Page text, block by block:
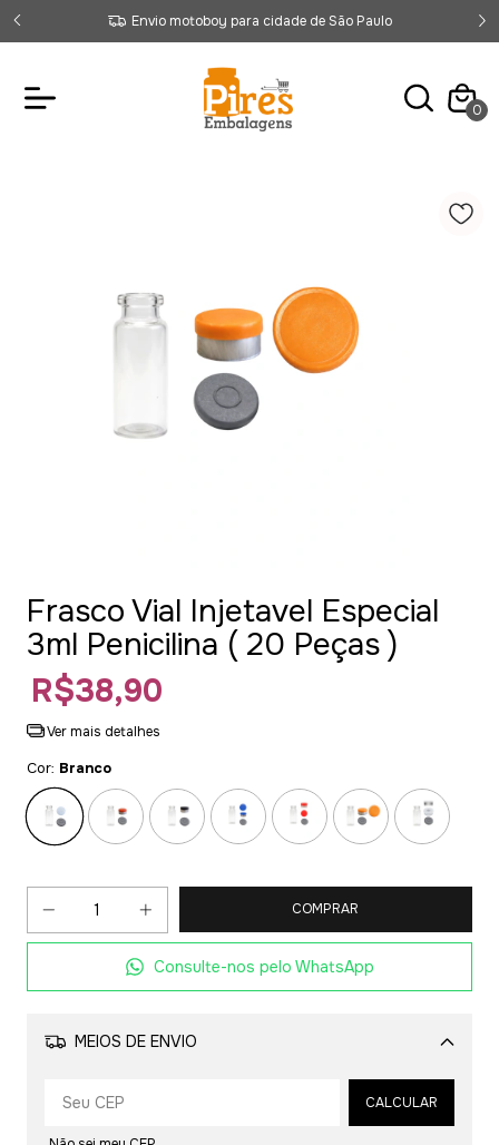
Envio motoboy para cidade de São Paulo
0
Frasco Vial Injetavel Especial
3ml Penicilina ( 20 Peças )
R$38,90
Ver mais detalhes
Cor: Branco
Consulte-nos pelo WhatsApp
MEIOS DE ENVIO
Alterar CEP
CALCULAR